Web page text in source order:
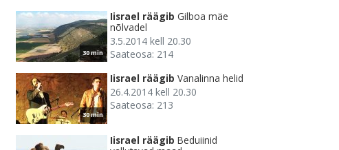
30 min
Iisrael räägib Gilboa mäe
nõlvadel
3.5.2014 kell 20.30
Saateosa: 214
30 min
Iisrael räägib Vanalinna helid
26.4.2014 kell 20.30
Saateosa: 213
Iisrael räägib Beduiinid